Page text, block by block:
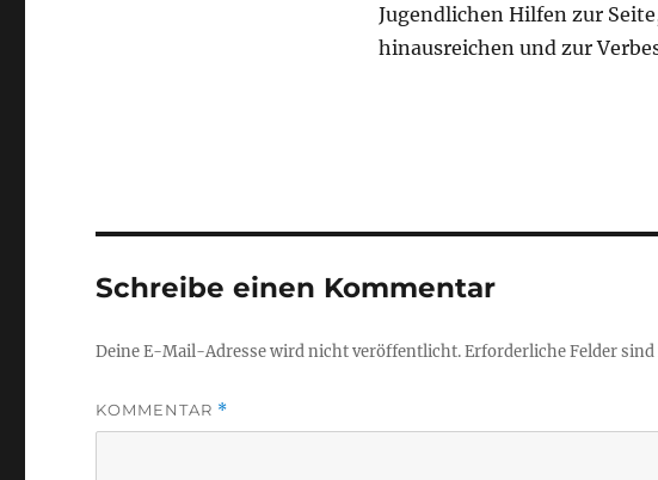
Jugendlichen Hilfen zur
hinausreichen und zur
Schreibe einen Kommentar
Deine E-Mail-Adresse wird nicht veröffentlicht.Erforderliche Felder
KOMMENTAR *